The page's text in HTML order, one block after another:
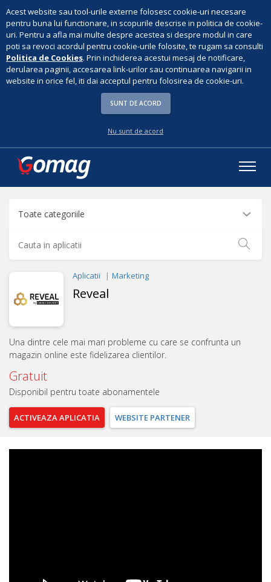
Acest website sau tool-urile externe folosesc cookie-uri necesare
pentru buna lui functionare, in scopurile descrise in politica de cookie-
uri. Pentru a afla mai multe despre acestea si despre modul in care
poti sa revoci acordul pentru cookie-urile folosite, te rugam sa consulti
Politica de Cookies. Prin inchiderea acestui mesaj de notificare,
derularea paginii, accesarea link-urilor sau continuarea navigarii in
website in orice fel, iti dai acceptul pentru folosirea de cookie-uri.
SUNT DE ACORD
Nu sunt de acord
Aplicatii Marketing
Reveal
Una dintre cele mai mari probleme cu care se confrunta un
magazin online este fidelizarea clientilor.
Gratuit
Disponibil pentru toate abonamentele
ACTIVEAZAAPLICATIA WEBSITE PARTENER